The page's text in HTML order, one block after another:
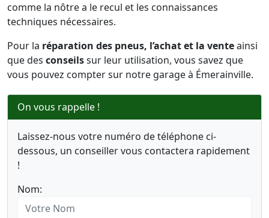
comme la nôtre a le recul et les connaissances
techniques nécessaires.
Pour la réparation des pneus, l’achat et la venteainsi
que des conseilssur leur utilisation, vous savez que
vous pouvez compter sur notre garage à Émerainville.
On vous rappelle !
Laissez-nous votre numéro de téléphone ci-
dessous, un conseiller vous contactera rapidement
!
Nom: